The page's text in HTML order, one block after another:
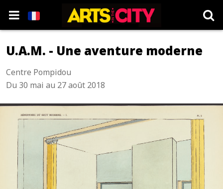
U.A.M. - Une aventure moderne
Centre Pompidou
Du 30 mai au 27 août 2018